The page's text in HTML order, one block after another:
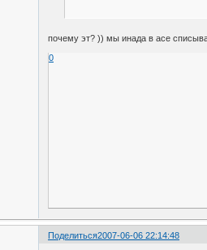
почему эт? )) мы инада в асе
0
Поделиться2007-06-06 22:14:48